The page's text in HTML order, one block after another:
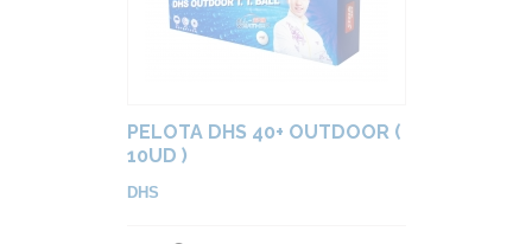
PELOTA DHS 40+ OUTDOOR (
10UD )
DHS